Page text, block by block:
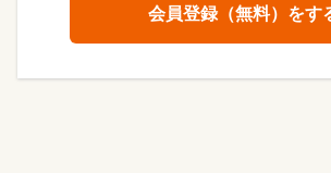
会員登録（無料）をす